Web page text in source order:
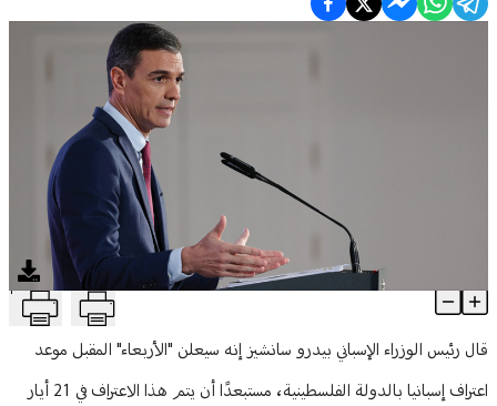
ثقافة ومجتمع
مواقف
إسبانيا تعلن موعد الاعتراف بالدولة الفلسطينية T
Article Content
قال رئيس الوزراء الإسباني بيدرو سانشيز إنه سيعلن "الأربعاء" المقبل موعد
اعتراف إسبانيا بالدولة الفلسطينية، مستبعدًا أن يتم هذا الاعتراف في 21 أيار